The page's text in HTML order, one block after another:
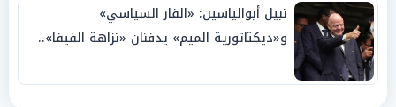
نبيل أبوالياسين: «الفار السياسي»
و«ديكتاتورية الميم» يدفنان «نزاهة الفيفا»..